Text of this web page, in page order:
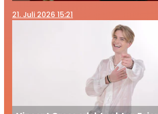
21. Juli 2026 15:21